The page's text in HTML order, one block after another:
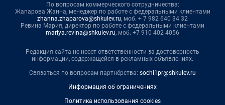
По вопросам коммерческого сотрудничества:
Жапарова Жанна, менеджер по работе с федеральными клиентами
zhanna.zhaparova@shkulev.ru, моб. + 7 982 640 34 32
Ревина Мария, директор по работе с федеральными клиентами
mariya.revina@shkulev.ru, моб. +7 910 402 4056
Редакция сайта не несет ответственности за достоверность
информации, содержащейся в рекламных объявлениях.
Связаться по вопросам партнёрства: sochi1pr@shkulev.ru
Информация об ограничениях
Политика использования cookies